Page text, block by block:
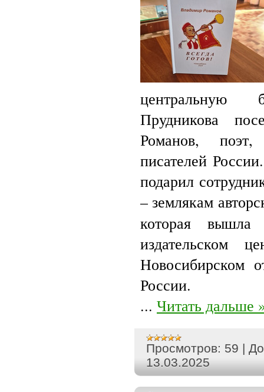
Прудникова
Романов,
писателей
подарил
– землякам
которая
издательском
Новосибирском
России.
... Читать дальше
Просмотров: 59 |
13.03.2025